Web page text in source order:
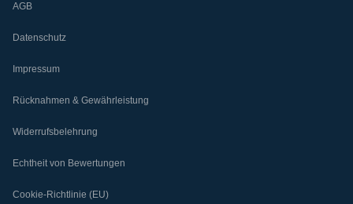
AGB
Datenschutz
Impressum
Rücknahmen & Gewährleistung
Widerrufsbelehrung
Echtheit von Bewertungen
Cookie-Richtlinie (EU)